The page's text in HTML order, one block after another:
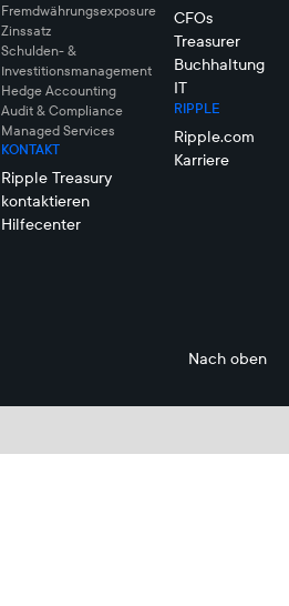
Fremdwährungsexposure
Zinssatz
Schulden- &
Investitionsmanagement
Hedge Accounting
Audit & Compliance
Managed Services
KONTAKT
Ripple Treasury
kontaktieren
Hilfecenter
CFOs
Treasurer
Buchhaltung
IT
RIPPLE
Ripple.com
Karriere
Nach oben